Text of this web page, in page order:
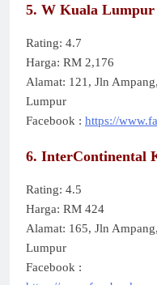
5. W Kuala Lumpur
Rating: 4.7
Harga: RM 2,176
Alamat: 121, Jln
Lumpur
Facebook : https://
6. InterContinental
Rating: 4.5
Harga: RM 424
Alamat: 165, Jln
Lumpur
Facebook :